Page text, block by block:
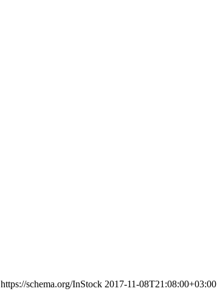
https://schema.org/InStock 2017-11-08T21:08:00+03:00